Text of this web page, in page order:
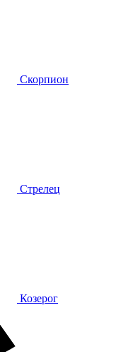
Скорпион
Стрелец
Козерог